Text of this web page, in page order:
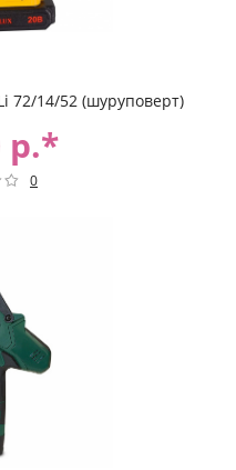
72/14/52 (шуруповерт)
р.*
0